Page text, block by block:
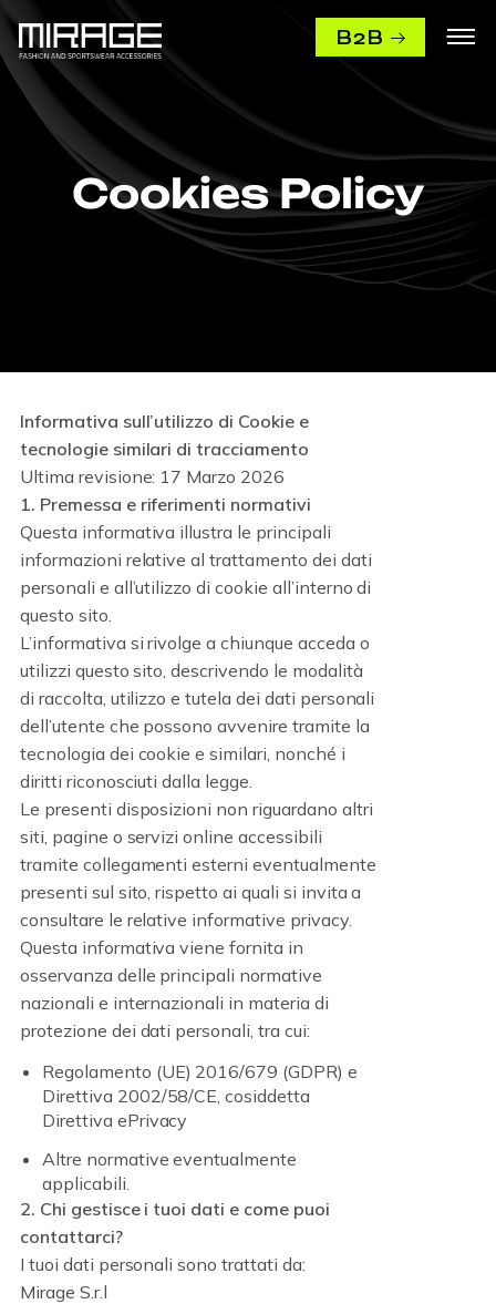
B2B
Cookies Policy
Informativa sull’utilizzo di Cookie e
tecnologie similari di tracciamento
Ultima revisione: 17 Marzo 2026
1. Premessa e riferimenti normativi
Questa informativa illustra le principali
informazioni relative al trattamento dei dati
personali e all’utilizzo di cookie all’interno di
questo sito.
L’informativa si rivolge a chiunque acceda o
utilizzi questo sito, descrivendo le modalità
di raccolta, utilizzo e tutela dei dati personali
dell’utente che possono avvenire tramite la
tecnologia dei cookie e similari, nonché i
diritti riconosciuti dalla legge.
Le presenti disposizioni non riguardano altri
siti, pagine o servizi online accessibili
tramite collegamenti esterni eventualmente
presenti sul sito, rispetto ai quali si invita a
consultare le relative informative privacy.
Questa informativa viene fornita in
osservanza delle principali normative
nazionali e internazionali in materia di
protezione dei dati personali, tra cui:
Regolamento (UE) 2016/679 (GDPR) e
Direttiva 2002/58/CE, cosiddetta
Direttiva ePrivacy
Altre normative eventualmente
applicabili.
2. Chi gestisce i tuoi dati e come puoi
contattarci?
I tuoi dati personali sono trattati da:
Mirage S.r.l